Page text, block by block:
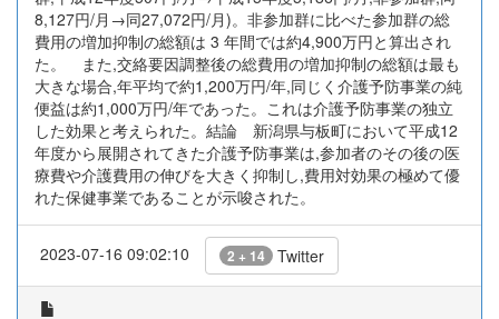
8,127円/月→同27,072円/月)。非参加群に比べた参加群の総
費用の増加抑制の総額は 3 年間では約4,900万円と算出され
た。 また,交絡要因調整後の総費用の増加抑制の総額は最も
大きな場合,年平均で約1,200万円/年,同じく介護予防事業の純
便益は約1,000万円/年であった。これは介護予防事業の独立
した効果と考えられた。結論 新潟県与板町において平成12
年度から展開されてきた介護予防事業は,参加者のその後の医
療費や介護費用の伸びを大きく抑制し,費用対効果の極めて優
れた保健事業であることが示唆された。
2023-07-16 09:02:10 2 + 14 Twitter